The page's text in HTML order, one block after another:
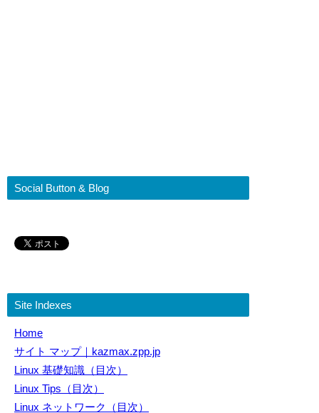
Social Button & Blog
Site Indexes
Home
サイト マップ｜kazmax.zpp.jp
Linux 基礎知識（目次）
Linux Tips（目次）
Linux ネットワーク（目次）